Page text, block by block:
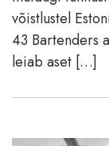
võistlustel
43 Bartenders
leiab aset […]